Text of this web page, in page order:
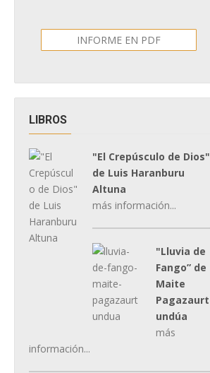
INFORME EN PDF
LIBROS
"El Crepúsculo de Dios"
de Luis Haranburu
Altuna
más información...
"Lluvia de
Fango” de
Maite
Pagazaurt
undúa
más
información...